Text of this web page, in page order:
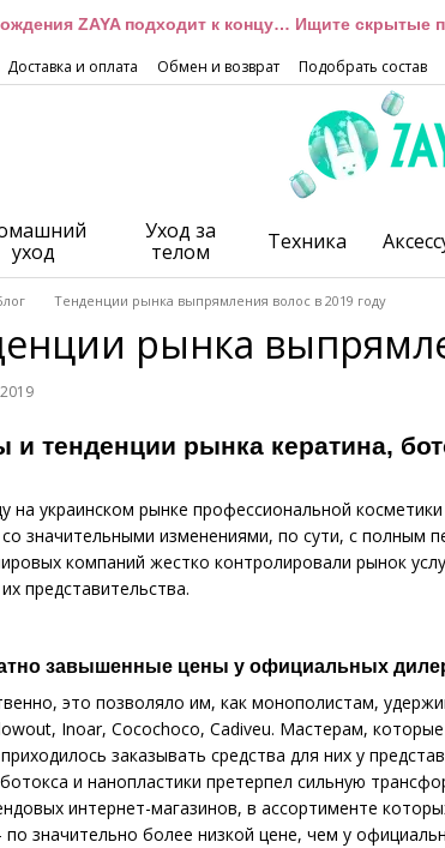
ZAYA подходит к концу… Ищите скрытые
Доставка и оплата Обмен и возврат Подобрать состав
уход
Уход за
телом
Техника
Тенденции рынка выпрямления волос в 2019 году
рынка
и тенденции рынка кератина,
на украинском рынке профессиональной
значительными изменениями, по сути, с полным
компаний жестко контролировали рынок
представительства.
завышенные цены у официальных
это позволяло им, как монополистам,
Inoar, Cocochoco, Cadiveu. Мастерам,
заказывать средства для них у
и нанопластики претерпел сильную
интернет-магазинов, в ассортименте
по значительно более низкой цене, чем у